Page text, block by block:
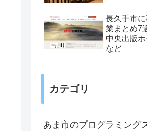
長久手市
業まとめ7
中央出版
など
カテゴリ
あま市のプログラミング